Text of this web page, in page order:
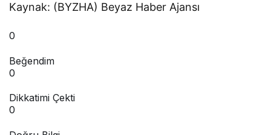
Kaynak: (BYZHA) Beyaz Haber Ajansı
0
Beğendim
0
Dikkatimi Çekti
0